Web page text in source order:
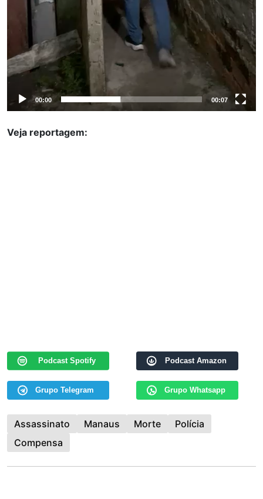
00:00 00:07
Veja reportagem:
Podcast Spotify Podcast Amazon
Grupo Telegram Grupo Whatsapp
Assassinato Manaus Morte
Polícia
Compensa